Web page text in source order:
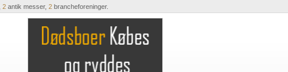
2antik messer, 2brancheforeninger.